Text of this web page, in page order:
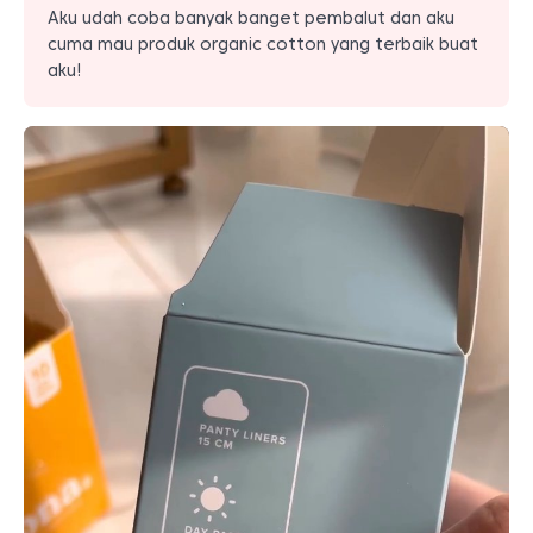
Aku udah coba banyak banget pembalut dan aku
cuma mau produk organic cotton yang terbaik buat
aku!